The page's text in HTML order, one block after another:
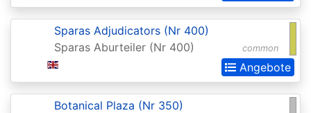
Baldurs
Commander
Baldurs
common
Sparas Adjudicators (Nr 400)
Sparas Aburteiler (Nr 400)
Angebote
Botanical Plaza (Nr 350)